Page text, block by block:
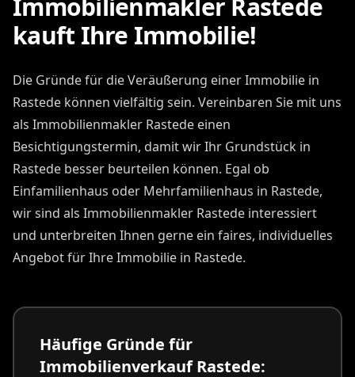
Immobilienmakler Rastede
kauft Ihre Immobilie!
Die Gründe für die Veräußerung einer Immobilie in
Rastede können vielfältig sein. Vereinbaren Sie mit uns
als Immobilienmakler Rastede einen
Besichtigungstermin, damit wir Ihr Grundstück in
Rastede besser beurteilen können. Egal ob
Einfamilienhaus oder Mehrfamilienhaus in Rastede,
wir sind als Immobilienmakler Rastede interessiert
und unterbreiten Ihnen gerne ein faires, individuelles
Angebot für Ihre Immobilie in Rastede.
Häufige Gründe für
Immobilienverkauf Rastede: